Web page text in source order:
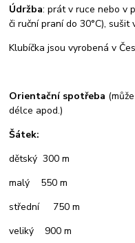
Údržba: prát v ruce nebo v
či ruční praní do 30°C), sušit
Klubíčka jsou vyrobená v
Orientační spotřeba
délce apod.)
Šátek:
dětský 300 m
malý 550 m
střední 750 m
veliký 900 m